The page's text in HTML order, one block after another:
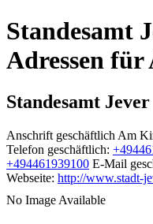
Standesamt
Adressen für
Standesamt Jever
Anschrift geschäftlich Am
Telefon geschäftlich:
+494461939100 E-Mail
Webseite: http://www.stadt-
No Image Available